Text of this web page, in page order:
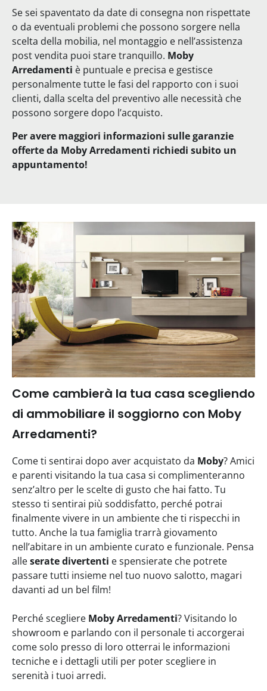
Se sei spaventato da date di consegna non rispettate
o da eventuali problemi che possono sorgere nella
scelta della mobilia, nel montaggio e nell’assistenza
post vendita puoi stare tranquillo. Moby
Arredamenti è puntuale e precisa e gestisce
personalmente tutte le fasi del rapporto con i suoi
clienti, dalla scelta del preventivo alle necessità che
possono sorgere dopo l’acquisto.
Per avere maggiori informazioni sulle garanzie
offerte da Moby Arredamenti richiedi subito un
appuntamento!
Come cambierà la tua casa scegliendo
di ammobiliare il soggiorno con Moby
Arredamenti?
Come ti sentirai dopo aver acquistato da Moby? Amici
e parenti visitando la tua casa si complimenteranno
senz’altro per le scelte di gusto che hai fatto. Tu
stesso ti sentirai più soddisfatto, perché potrai
finalmente vivere in un ambiente che ti rispecchi in
tutto. Anche la tua famiglia trarrà giovamento
nell’abitare in un ambiente curato e funzionale. Pensa
alleserate divertenti e spensierate che potrete
passare tutti insieme nel tuo nuovo salotto, magari
davanti ad un bel film!
Perché scegliere Moby Arredamenti?Visitando lo
showroom e parlando con il personale ti accorgerai
come solo presso di loro otterrai le informazioni
tecniche e i dettagli utili per poter scegliere in
serenità i tuoi arredi.